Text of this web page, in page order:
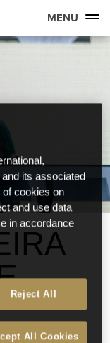
MENU
its associated
cookies on
and use data
in accordance
Reject All
All Cookies